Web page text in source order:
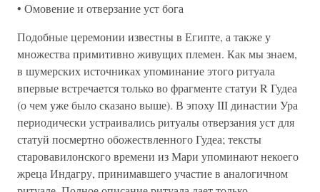
• Омовение и отверзание уст бога
Подобные церемонии известны в Египте, а также у
множества примитивно живущих племен. Как мы знаем,
в шумерских источниках упоминание этого ритуала
впервые встречается только во фрагменте статуи R Гудеа
(о чем уже было сказано выше). В эпоху III династии Ура
периодически устраивались ритуалы отверзания уст для
статуй посмертно обожествленного Гудеа; тексты
старовавилонского времени из Мари упоминают некоего
жреца Индагру, принимавшего участие в аналогичном